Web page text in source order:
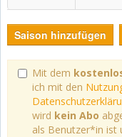
Saison hinzufügen
Mit dem
ich mit den
wird kein Abo
als Benutzer*in ist